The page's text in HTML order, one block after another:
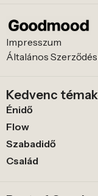
Impresszum
Általános
Kedvenc
Énidő
Flow
Szabadidő
Család